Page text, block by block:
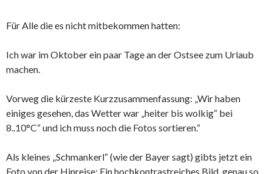
Für Alle die es nicht mitbekommen hatten:
Ich war im Oktober ein paar Tage an der Ostsee zum Urlaub
machen.
Vorweg die kürzeste Kurzzusammenfassung: „Wir haben
einiges gesehen, das Wetter war „heiter bis wolkig“ bei
8..10°C“ und ich muss noch die Fotos sortieren.“
Als kleines „Schmankerl“ (wie der Bayer sagt) gibts jetzt ein
Foto von der Hinreise: Ein hochkontrastreiches Bild, genau so